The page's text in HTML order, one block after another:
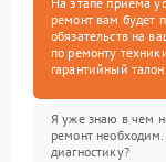
ремонт вам будет
обязательств на
по ремонту
гарантийный талон.
Я уже знаю в чем
ремонт
диагностику?